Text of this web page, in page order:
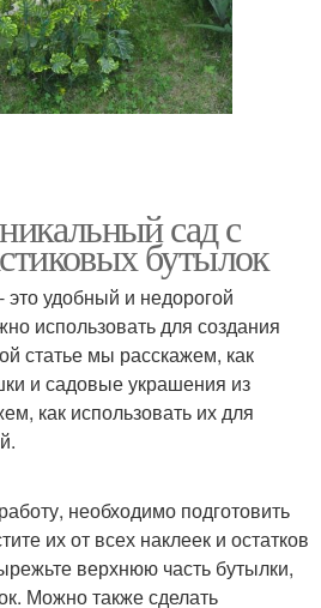
сад с
бутылок
удобный и недорогой
использовать для создания
статье мы расскажем, как
и садовые украшения из
как использовать их для
необходимо подготовить
их от всех наклеек и остатков
верхнюю часть бутылки,
Можно также сделать